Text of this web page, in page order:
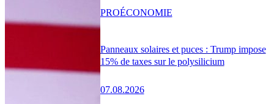
Panneaux solaires et puces : Trump impose
15% de taxes sur le polysilicium
07.08.2026
PROÉCONOMIE